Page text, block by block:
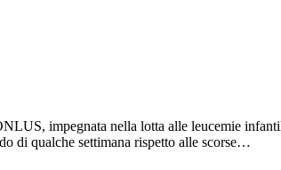
impegnata nella lotta alle leucemie
di qualche settimana rispetto alle scorse…